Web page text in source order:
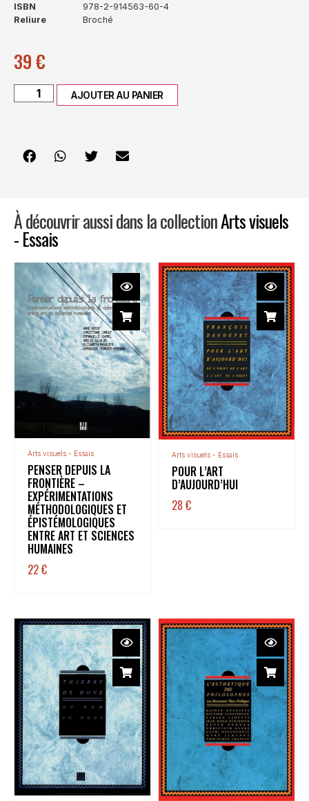
ISBN
978-2-914563-60-4
Reliure
Broché
39€
AJOUTER AU PANIER
À découvrir aussi dans la collectionArts visuels
- Essais
Arts visuels - Essais
PENSER DEPUIS LA
FRONTIÈRE –
EXPÉRIMENTATIONS
MÉTHODOLOGIQUES ET
ÉPISTÉMOLOGIQUES
ENTRE ART ET SCIENCES
HUMAINES
22€
Arts visuels - Essais
POUR L’ART
D’AUJOURD’HUI
28€